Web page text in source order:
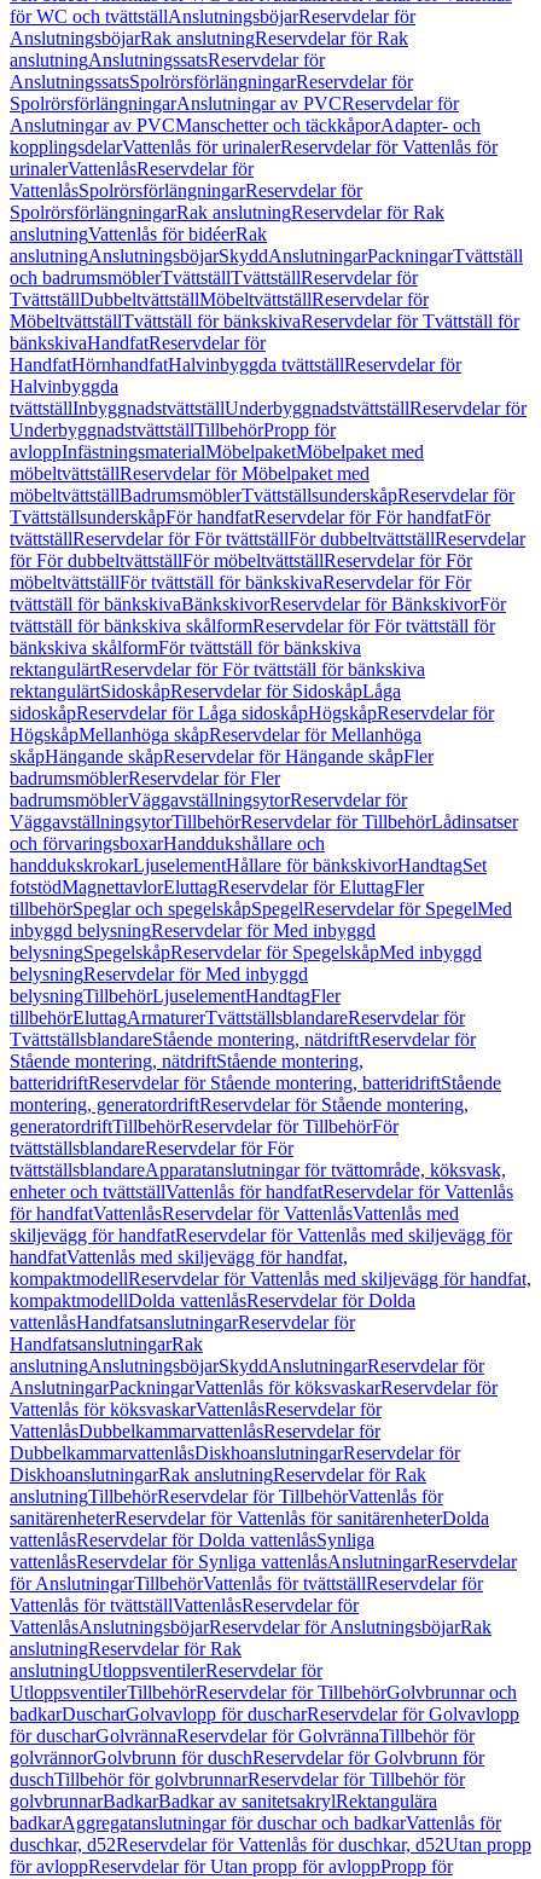
för WC och tvättställAnslutningsböjarReservdelar för
AnslutningsböjarRak anslutningReservdelar för Rak
anslutningAnslutningssatsReservdelar för
AnslutningssatsSpolrörsförlängningarReservdelar för
SpolrörsförlängningarAnslutningar av PVCReservdelar för
Anslutningar av PVCManschetter och täckkåporAdapter- och
kopplingsdelarVattenlås för urinalerReservdelar för Vattenlås för
urinalerVattenlåsReservdelar för
VattenlåsSpolrörsförlängningarReservdelar för
SpolrörsförlängningarRak anslutningReservdelar för Rak
anslutningVattenlås för bidéerRak
anslutningAnslutningsböjarSkyddAnslutningarPackningarTvättställ
och badrumsmöblerTvättställTvättställReservdelar för
TvättställDubbeltvättställMöbeltvättställReservdelar för
MöbeltvättställTvättställ för bänkskivaReservdelar för Tvättställ för
bänkskivaHandfatReservdelar för
HandfatHörnhandfatHalvinbyggda tvättställReservdelar för
Halvinbyggda
tvättställInbyggnadstvättställUnderbyggnadstvättställReservdelar för
UnderbyggnadstvättställTillbehörPropp för
avloppInfästningsmaterialMöbelpaketMöbelpaket med
möbeltvättställReservdelar för Möbelpaket med
möbeltvättställBadrumsmöblerTvättställsunderskåpReservdelar för
TvättställsunderskåpFör handfatReservdelar för För handfatFör
tvättställReservdelar för För tvättställFör dubbeltvättställReservdelar
för För dubbeltvättställFör möbeltvättställReservdelar för För
möbeltvättställFör tvättställ för bänkskivaReservdelar för För
tvättställ för bänkskivaBänkskivorReservdelar för BänkskivorFör
tvättställ för bänkskiva skålformReservdelar för För tvättställ för
bänkskiva skålformFör tvättställ för bänkskiva
rektangulärtReservdelar för För tvättställ för bänkskiva
rektangulärtSidoskåpReservdelar för SidoskåpLåga
sidoskåpReservdelar för Låga sidoskåpHögskåpReservdelar för
HögskåpMellanhöga skåpReservdelar för Mellanhöga
skåpHängande skåpReservdelar för Hängande skåpFler
badrumsmöblerReservdelar för Fler
badrumsmöblerVäggavställningsytorReservdelar för
VäggavställningsytorTillbehörReservdelar för TillbehörLådinsatser
och förvaringsboxarHanddukshållare och
handdukskrokarLjuselementHållare för bänkskivorHandtagSet
fotstödMagnettavlorEluttagReservdelar för EluttagFler
tillbehörSpeglar och spegelskåpSpegelReservdelar för SpegelMed
inbyggd belysningReservdelar för Med inbyggd
belysningSpegelskåpReservdelar för SpegelskåpMed inbyggd
belysningReservdelar för Med inbyggd
belysningTillbehörLjuselementHandtagFler
tillbehörEluttagArmaturerTvättställsblandareReservdelar för
TvättställsblandareStående montering, nätdriftReservdelar för
Stående montering, nätdriftStående montering,
batteridriftReservdelar för Stående montering, batteridriftStående
montering, generatordriftReservdelar för Stående montering,
generatordriftTillbehörReservdelar för TillbehörFör
tvättställsblandareReservdelar för För
tvättställsblandareApparatanslutningar för tvättområde, köksvask,
enheter och tvättställVattenlås för handfatReservdelar för Vattenlås
för handfatVattenlåsReservdelar för VattenlåsVattenlås med
skiljevägg för handfatReservdelar för Vattenlås med skiljevägg för
handfatVattenlås med skiljevägg för handfat,
kompaktmodellReservdelar för Vattenlås med skiljevägg för handfat,
kompaktmodellDolda vattenlåsReservdelar för Dolda
vattenlåsHandfatsanslutningarReservdelar för
HandfatsanslutningarRak
anslutningAnslutningsböjarSkyddAnslutningarReservdelar för
AnslutningarPackningarVattenlås för köksvaskarReservdelar för
Vattenlås för köksvaskarVattenlåsReservdelar för
VattenlåsDubbelkammarvattenlåsReservdelar för
DubbelkammarvattenlåsDiskhoanslutningarReservdelar för
DiskhoanslutningarRak anslutningReservdelar för Rak
anslutningTillbehörReservdelar för TillbehörVattenlås för
sanitärenheterReservdelar för Vattenlås för sanitärenheterDolda
vattenlåsReservdelar för Dolda vattenlåsSynliga
vattenlåsReservdelar för Synliga vattenlåsAnslutningarReservdelar
för AnslutningarTillbehörVattenlås för tvättställReservdelar för
Vattenlås för tvättställVattenlåsReservdelar för
VattenlåsAnslutningsböjarReservdelar för AnslutningsböjarRak
anslutningReservdelar för Rak
anslutningUtloppsventilerReservdelar för
UtloppsventilerTillbehörReservdelar för TillbehörGolvbrunnar och
badkarDuscharGolvavlopp för duscharReservdelar för Golvavlopp
för duscharGolvrännaReservdelar för GolvrännaTillbehör för
golvrännorGolvbrunn för duschReservdelar för Golvbrunn för
duschTillbehör för golvbrunnarReservdelar för Tillbehör för
golvbrunnarBadkarBadkar av sanitetsakrylRektangulära
badkarAggregatanslutningar för duschar och badkarVattenlås för
duschkar, d52Reservdelar för Vattenlås för duschkar, d52Utan propp
för avloppReservdelar för Utan propp för avloppPropp för